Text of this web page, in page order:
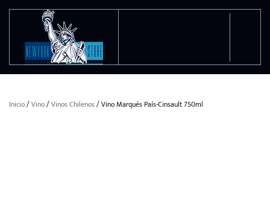
Ir al contenido principal
Inicio/Vino/Vinos Chilenos/ Vino Marqués País-Cinsault 750ml